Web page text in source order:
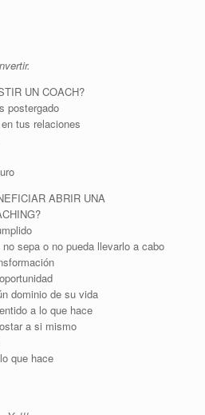
UN COACH?
postergado
tus relaciones
ABRIR UNA
sepa o no pueda llevarlo a cabo
dominio de su vida
a lo que hace
a si mismo
que hace